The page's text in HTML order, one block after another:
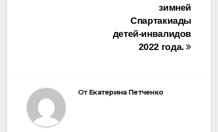
зимней
Спартакиады
детей-инвалидов
2022 года.
От Екатерина Петченко